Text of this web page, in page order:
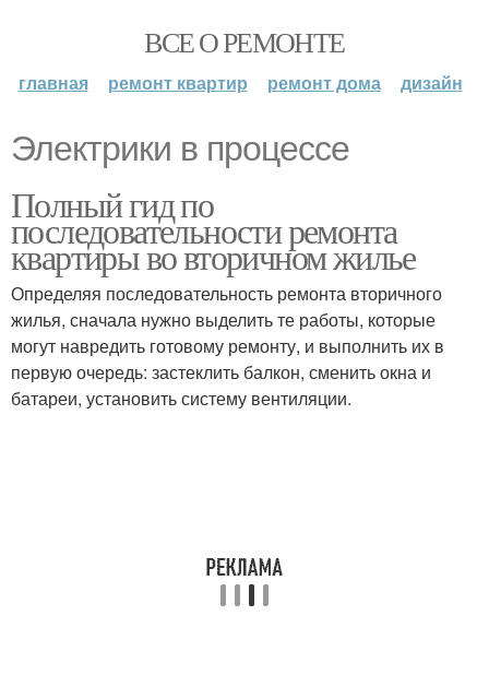
ВСЕ О РЕМОНТЕ
главная ремонт квартир ремонт дома дизайн
Электрики в процессе
Полный гид по
последовательности ремонта
квартиры во вторичном жилье
Определяя последовательность ремонта вторичного
жилья, сначала нужно выделить те работы, которые
могут навредить готовому ремонту, и выполнить их в
первую очередь: застеклить балкон, сменить окна и
батареи, установить систему вентиляции.